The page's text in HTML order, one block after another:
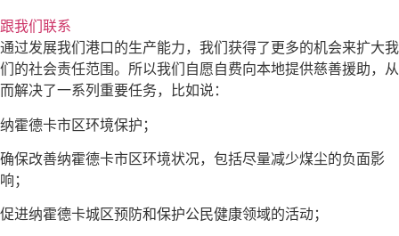
跟我们联系
通过发展我们港口的生产能力，我们获得了更多的机会来扩大我
们的社会责任范围。所以我们自愿自费向本地提供慈善援助，从
而解决了一系列重要任务，比如说：
纳霍德卡市区环境保护；
确保改善纳霍德卡市区环境状况，包括尽量减少煤尘的负面影
响；
促进纳霍德卡城区预防和保护公民健康领域的活动；